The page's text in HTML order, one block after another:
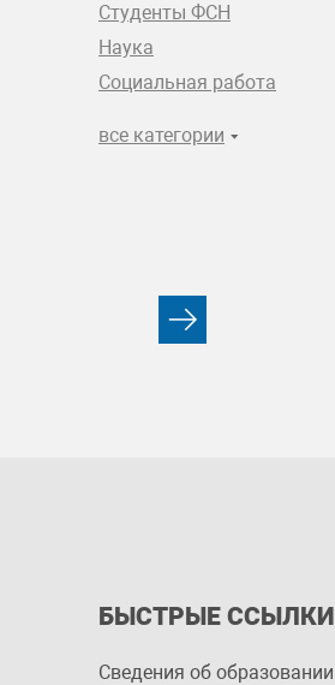
Студенты ФСН
Наука
Социальная работа
все категории
БЫСТРЫЕ ССЫЛКИ
Сведения об образовании